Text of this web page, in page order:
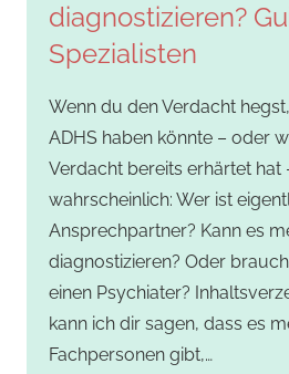
diagnostizieren?
Spezialisten
Wenn du den Verdacht
ADHS haben könnte – oder
Verdacht bereits erhärtet hat
wahrscheinlich: Wer ist
Ansprechpartner? Kann es
diagnostizieren? Oder
einen Psychiater?
kann ich dir sagen, dass es
Fachpersonen gibt,…